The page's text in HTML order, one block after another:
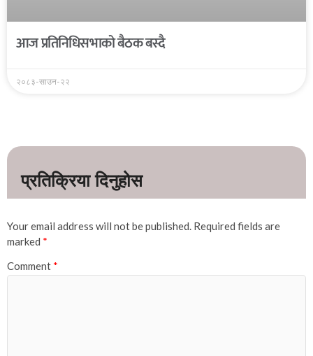
आज प्रतिनिधिसभाको बैठक बस्दै
२०८३-साउन-२२
Your email address will not be published. Required fields are
marked *
Comment *